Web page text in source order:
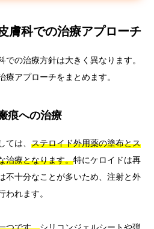
膚科での治療アプローチ
の治療方針は大きく異なります。
療アプローチをまとめます。
痕への治療
ては、 ステロイド外用薬の塗布とス
治療となります。特にケロイドは再
不十分なことが多いため、注射と外
われます。